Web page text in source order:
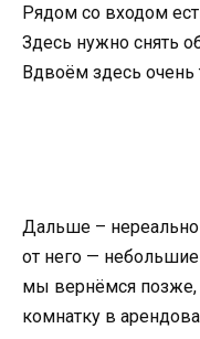
Рядом со входом
Здесь нужно снять
Вдвоём здесь очень
Дальше – нереально
от него —
мы вернёмся позже,
комнатку в